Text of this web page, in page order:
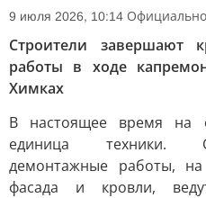
9 июля 2026, 10:14 Официально
Строители завершают
работы в ходе
Химках
В настоящее время на
единица техники.
демонтажные работы,
фасада и кровли,